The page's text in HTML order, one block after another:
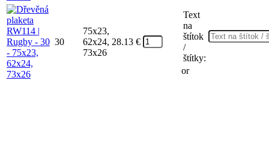
30
75x23,
62x24,
73x26
28.13 €
Text
na
štítok
/
štítky:
or